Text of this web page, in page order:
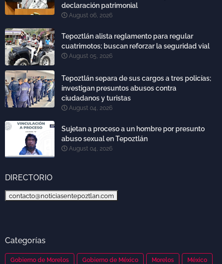
declaración patrimonial
August 06, 2026
Tepoztlán alista reglamento para regular
cuatrimotos; buscan reforzar la seguridad vial
August 05, 2026
Tepoztlán separa de sus cargos a tres policías;
investigan presuntos abusos contra
ciudadanos y turistas
August 04, 2026
Sujetan a proceso a un hombre por presunto
abuso sexual en Tepoztlán
August 04, 2026
DIRECTORIO
contacto@noticiasentepoztlan.com
Categorías
Gobierno de Morelos Gobierno de México Morelos México